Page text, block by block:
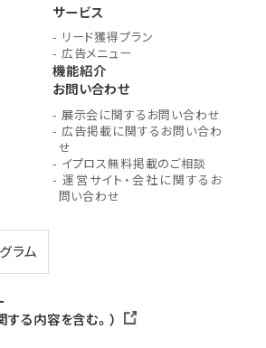
サービス
- リード獲得プラン
- 広告メニュー
機能紹介
お問い合わせ
- 展示会に関するお問い合わせ
- 広告掲載に関するお問い合わ
せ
- イプロス無料掲載のご相談
- 運営サイト・会社に関するお
問い合わせ
ラム
る内容を含む。）